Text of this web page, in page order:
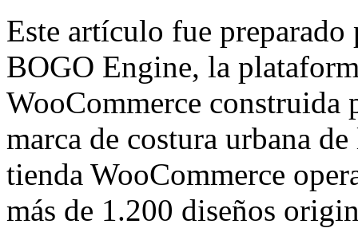
Este artículo fue
BOGO Engine, la
WooCommerce
marca de costura urbana
tienda WooCommerce
más de 1.200 diseños